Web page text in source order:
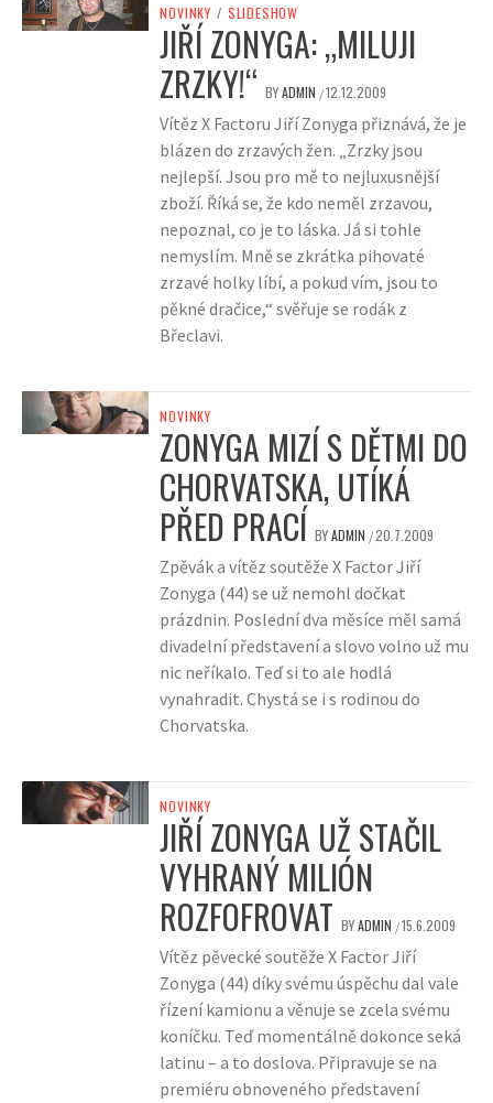
NOVINKY / SLIDESHOW
JIŘÍ ZONYGA: „MILUJI
ZRZKY!“ BYADMIN /12.12.2009
Vítěz X Factoru Jiří Zonyga přiznává, že je
blázen do zrzavých žen. „Zrzky jsou
nejlepší. Jsou pro mě to nejluxusnější
zboží. Říká se, že kdo neměl zrzavou,
nepoznal, co je to láska. Já si tohle
nemyslím. Mně se zkrátka pihovaté
zrzavé holky líbí, a pokud vím, jsou to
pěkné dračice,“ svěřuje se rodák z
Břeclavi.
NOVINKY
ZONYGA MIZÍ S DĚTMI DO
CHORVATSKA, UTÍKÁ
PŘED PRACÍ BYADMIN /20.7.2009
Zpěvák a vítěz soutěže X Factor Jiří
Zonyga (44) se už nemohl dočkat
prázdnin. Poslední dva měsíce měl samá
divadelní představení a slovo volno už mu
nic neříkalo. Teď si to ale hodlá
vynahradit. Chystá se i s rodinou do
Chorvatska.
NOVINKY
JIŘÍ ZONYGA UŽ STAČIL
VYHRANÝ MILIÓN
ROZFOFROVAT BYADMIN /15.6.2009
Vítěz pěvecké soutěže X Factor Jiří
Zonyga (44) díky svému úspěchu dal vale
řízení kamionu a věnuje se zcela svému
koníčku. Teď momentálně dokonce seká
latinu – a to doslova. Připravuje se na
premiéru obnoveného představení